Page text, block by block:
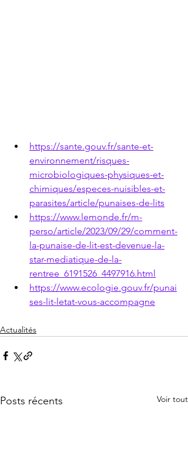
https://sante.gouv.fr/sante-et-
environnement/risques-
microbiologiques-physiques-et-
chimiques/especes-nuisibles-et-
parasites/article/punaises-de-lits
https://www.lemonde.fr/m-
perso/article/2023/09/29/comment-
la-punaise-de-lit-est-devenue-la-
star-mediatique-de-la-
rentree_6191526_4497916.html
https://www.ecologie.gouv.fr/punai
ses-lit-letat-vous-accompagne
Actualités
Posts récents Voir tout